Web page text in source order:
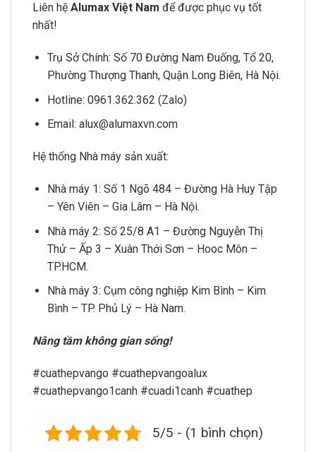
Liên hệ Alumax Việt Nam để được phục vụ tốt
nhất!
Trụ Sở Chính: Số 70 Đường Nam Đuống, Tổ 20,
Phường Thượng Thanh, Quận Long Biên, Hà Nội.
Hotline: 0961.362.362 (Zalo)
Email: alux@alumaxvn.com
Hệ thống Nhà máy sản xuất:
Nhà máy 1: Số 1 Ngõ 484 – Đường Hà Huy Tập
– Yên Viên – Gia Lâm – Hà Nội.
Nhà máy 2: Số 25/8 A1 – Đường Nguyễn Thị
Thử – Ấp 3 – Xuân Thới Sơn – Hooc Môn –
TP.HCM.
Nhà máy 3: Cụm công nghiệp Kim Bình – Kim
Bình – TP. Phủ Lý – Hà Nam.
Nâng tầm không gian sống!
#cuathepvango #cuathepvangoalux
#cuathepvango1canh #cuadi1canh #cuathep
5/5 - (1 bình chọn)